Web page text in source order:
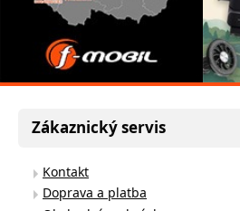
Zákaznický servis
Kontakt
Doprava a platba